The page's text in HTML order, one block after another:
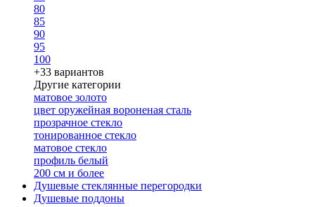
80
85
90
95
100
+33 вариантов
Другие категории
матовое золото
цвет оружейная вороненая сталь
прозрачное стекло
тонированное стекло
матовое стекло
профиль белый
200 см и более
Душевые стеклянные перегородки
Душевые поддоны